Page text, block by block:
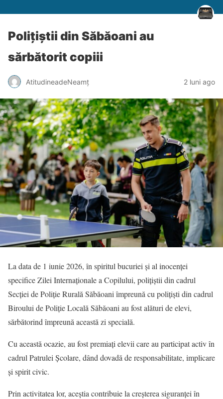
Polițiștii din Săbăoani au
sărbătorit copiii
AtitudineadeNeamț 2 luni ago
La data de 1 iunie 2026, în spiritul bucuriei și al inocenței
specifice Zilei Internaționale a Copilului, polițiștii din cadrul
Secției de Poliție Rurală Săbăoani împreună cu polițiști din cadrul
Biroului de Poliție Locală Săbăoani au fost alături de elevi,
sărbătorind împreună această zi specială.
Cu această ocazie, au fost premiați elevii care au participat activ în
cadrul Patrulei Școlare, dând dovadă de responsabilitate, implicare
și spirit civic.
Prin activitatea lor, aceștia contribuie la creșterea siguranței în